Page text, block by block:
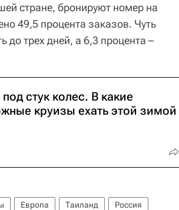
стране, бронируют номер на
49,5 процента заказов. Чуть
до трех дней, а 6,3 процента –
стук колес. В какие
круизы ехать этой зимой
Европа Таиланд
Россия